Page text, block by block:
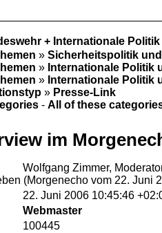
+ Internationale
» Sicherheitspolitik
» Internationale Politik
» Internationale Politik
» Presse-Link
- All of these
im
Wolfgang Zimmer,
(Morgenecho vom 22. Juni
22. Juni 2006 10:45:46
Webmaster
100445